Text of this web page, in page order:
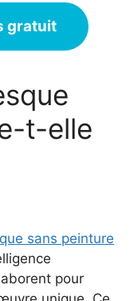
gratuit
t-elle
sans peinture
pour